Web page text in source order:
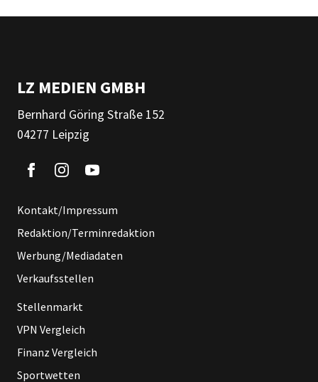
LZ MEDIEN GMBH
Bernhard Göring Straße 152
04277 Leipzig
Kontakt/Impressum
Redaktion/Terminredaktion
Werbung/Mediadaten
Verkaufsstellen
Stellenmarkt
VPN Vergleich
Finanz Vergleich
Sportwetten